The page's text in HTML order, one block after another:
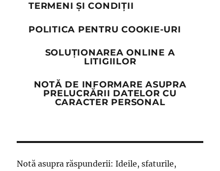
TERMENI ȘI CONDIȚII
POLITICA PENTRU COOKIE-URI
SOLUȚIONAREA ONLINE A
LITIGIILOR
NOTĂ DE INFORMARE ASUPRA
PRELUCRĂRII DATELOR CU
CARACTER PERSONAL
Notă asupra răspunderii: Ideile, sfaturile,